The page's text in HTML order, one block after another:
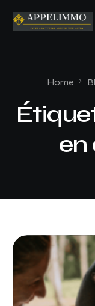
Home
en